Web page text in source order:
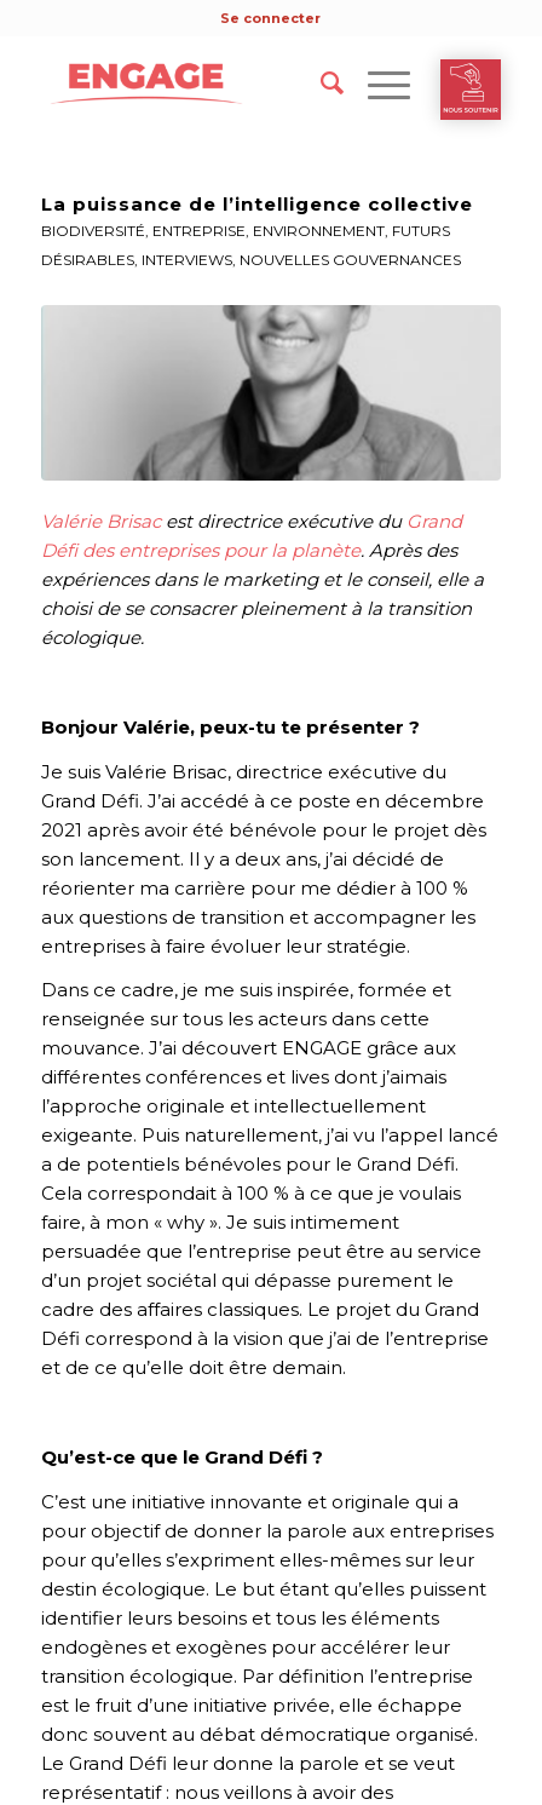
Se connecter
La puissance de l’intelligence collective
BIODIVERSITÉ, ENTREPRISE, ENVIRONNEMENT, FUTURS
DÉSIRABLES, INTERVIEWS, NOUVELLES GOUVERNANCES
Valérie Brisacest directrice exécutive du Grand
Défi des entreprises pour la planète. Après des
expériences dans le marketing et le conseil, elle a
choisi de se consacrer pleinement à la transition
écologique.
Bonjour Valérie, peux-tu te présenter ?
Je suis Valérie Brisac, directrice exécutive du
Grand Défi. J’ai accédé à ce poste en décembre
2021 après avoir été bénévole pour le projet dès
son lancement. Il y a deux ans, j’ai décidé de
réorienter ma carrière pour me dédier à 100 %
aux questions de transition et accompagner les
entreprises à faire évoluer leur stratégie.
Dans ce cadre, je me suis inspirée, formée et
renseignée sur tous les acteurs dans cette
mouvance. J’ai découvert ENGAGE grâce aux
différentes conférences et lives dont j’aimais
l’approche originale et intellectuellement
exigeante. Puis naturellement, j’ai vu l’appel lancé
a de potentiels bénévoles pour le Grand Défi.
Cela correspondait à 100 % à ce que je voulais
faire, à mon « why ». Je suis intimement
persuadée que l’entreprise peut être au service
d’un projet sociétal qui dépasse purement le
cadre des affaires classiques. Le projet du Grand
Défi correspond à la vision que j’ai de l’entreprise
et de ce qu’elle doit être demain.
Qu’est-ce que le Grand Défi ?
C’est une initiative innovante et originale qui a
pour objectif de donner la parole aux entreprises
pour qu’elles s’expriment elles-mêmes sur leur
destin écologique. Le but étant qu’elles puissent
identifier leurs besoins et tous les éléments
endogènes et exogènes pour accélérer leur
transition écologique. Par définition l’entreprise
est le fruit d’une initiative privée, elle échappe
donc souvent au débat démocratique organisé.
Le Grand Défi leur donne la parole et se veut
représentatif : nous veillons à avoir des